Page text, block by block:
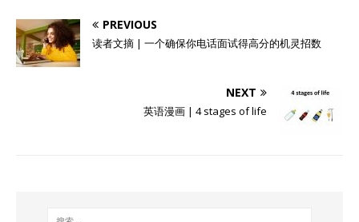
PREVIOUS
读者文摘 | 一个确保你电话面试得高分的机灵招数
NEXT
英语漫画 | 4 stages of life